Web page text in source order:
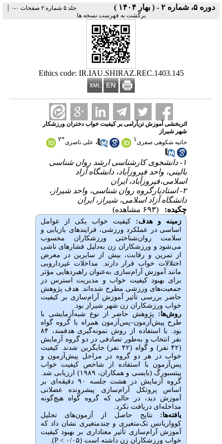
دوره ۵، شماره ۲ - ( بهار ۱۴۰۴ ) جلد ۵ شماره ۲ صفحات ۰-۰ |
برگشت به فهرست نسخه ها
Ethics code: IR.IAU.SHIRAZ.REC.1403.145
اثربخشی آموزش تن‌آرامی بر کیفیت خواب دختران ورزشکار
شهر شیراز
حانیه شکوهی صفری۱ ، علی ناصری*۲
۱- دانشجوی کارشناسی ارشد روان شناسی
بالینی، واحد فیروزآباد، دانشگاه آزاد
اسلامی،فیروزآباد، ایران
۲- استادیارگروه روان شناسی، واحد شیراز،
دانشگاه آزاد اسلامی، شیراز، ایران
چکیده:
(۶۹۳ مشاهده)
زمینه و هدف: کیفیت خواب یکی از عوامل
اساسی در عملکرد ورزشی، فرایندهای بازیابی و
سلامت روان‌شناختی ورزشکاران محسوب
می‌شود و ورزشکاران زن به‌دلیل فشارهای ناشی
از تمرین و رقابت، بیش از سایرین در معرض
اختلالات خواب قرار دارند. مداخلات غیردارویی
مانند آموزش آرام‌سازی به‌عنوان راهبردهایی مؤثر
برای بهبود کیفیت خواب و مدیریت استرس در
جمعیت‌های ورزشی مطرح شده‌اند. هدف پژوهش
حاضر بررسی تأثیر آموزش آرام‌سازی بر کیفیت
خواب ورزشکاران زن شهر شیراز بود.
روش‌ها: پژوهش حاضر از نوع شبه‌آزمایشی با
طرح پیش‌آزمون–پس‌آزمون همراه با گروه گواه
بود. با استفاده از روش نمونه‌گیری هدفمند، ۸۴
نفر انتخاب و به‌طور تصادفی در دو گروه آزمایش
(۴۲ نفر) و گواه (۴۲ نفر) جایگزین شدند. کیفیت
خواب در هر دو گروه در مراحل پیش‌آزمون و
پس‌آزمون با استفاده از شاخص کیفیت خواب
پیتسبورگ (بایسی و همکاران، ۱۹۸۹) ارزیابی شد.
گروه آزمایش در هشت جلسه ۹۰ دقیقه‌ای بر
اساس پروتکل آرام‌سازی پیشرونده عضلانی
آموزش دید، در حالی که گروه گواه هیچ‌گونه
مداخله‌ای دریافت نکرد.
یافته‌ها: نتایج حاصل از آزمون‌های تحلیل
کوواریانس تک‌متغیری و چندمتغیری نشان داد که
آموزش آرام‌سازی تأثیر معناداری بر بهبود کیفیت
خواب ورزشکاران زن داشته است (P < ۰/۰۵).